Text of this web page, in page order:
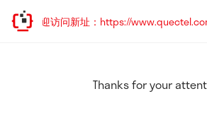
移，欢迎访问新址：https://
Thanks for your